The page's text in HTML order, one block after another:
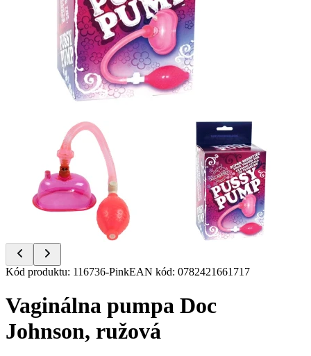
Item
of
2
Kód produktu: 116736-PinkEAN kód: 0782421661717
Vaginálna pumpa Doc
Johnson, ružová